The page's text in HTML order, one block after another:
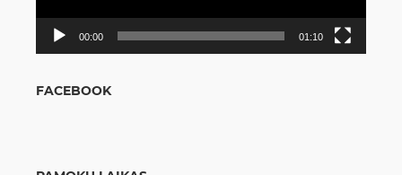
00:00 01:10
FACEBOOK